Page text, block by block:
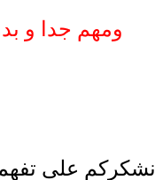
ومهم جدا و
نشكركم على